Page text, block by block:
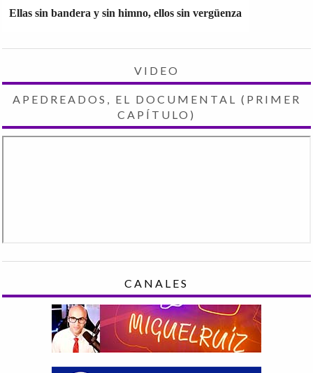
Ellas sin bandera y sin himno, ellos sin vergüenza
VIDEO
APEDREADOS, EL DOCUMENTAL (PRIMER
CAPÍTULO)
CANALES